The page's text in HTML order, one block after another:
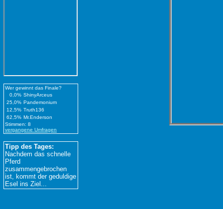
Wer gewinnt das Finale?
0,0% ShinyArceus
25,0% Pandemonium
12,5% Truth136
62,5% Mr.Enderson
Stimmen: 8
vergangene Umfragen
Tipp des Tages:
Nachdem das schnelle
Pferd
zusammengebrochen
ist, kommt der geduldige
Esel ins Ziel...